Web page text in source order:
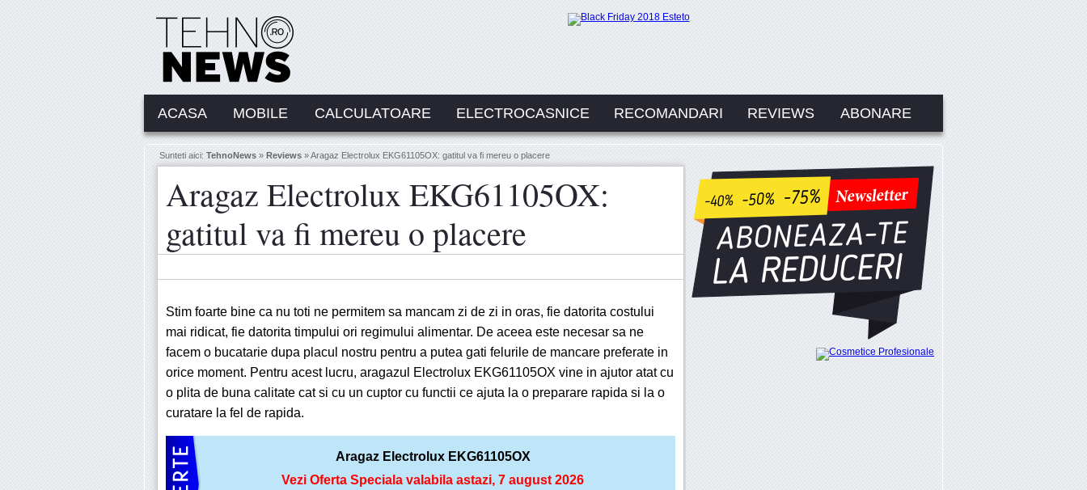
ACASA MOBILE CALCULATOARE ELECTROCASNICE RECOMANDARI REVIEWS ABONARE
Sunteti aici: TehnoNews » Reviews » Aragaz Electrolux EKG61105OX: gatitul va fi mereu o placere
Aragaz Electrolux EKG61105OX:
gatitul va fi mereu o placere
Stim foarte bine ca nu toti ne permitem sa mancam zi de zi in oras, fie datorita costului
mai ridicat, fie datorita timpului ori regimului alimentar. De aceea este necesar sa ne
facem o bucatarie dupa placul nostru pentru a putea gati felurile de mancare preferate in
orice moment. Pentru acest lucru, aragazul Electrolux EKG61105OX vine in ajutor atat cu
o plita de buna calitate cat si cu un cuptor cu functii ce ajuta la o preparare rapida si la o
curatare la fel de rapida.
Aragaz Electrolux EKG61105OX
Vezi Oferta Speciala valabila astazi, 7 august 2026